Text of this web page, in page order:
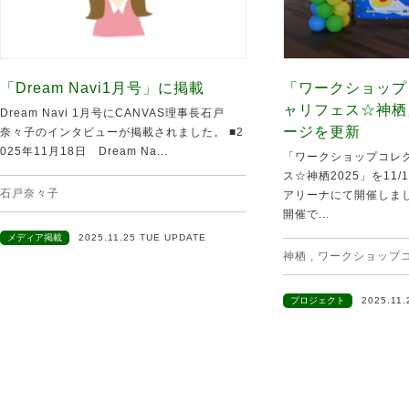
「Dream Navi1月号」に掲載
Dream Navi 1月号にCANVAS理事長石戸
奈々子のインタビューが掲載されました。 ■2
025年11月18日 Dream Na...
石戸奈々子
メディア掲載 2025.11.25 TUE UPDATE
「ワークショッ
ャリフェス☆神
ージを更新
「ワークショップコ
ス☆神栖2025」を11/
アリーナにて開催しま
開催で...
神栖 , ワークショップ
プロジェクト